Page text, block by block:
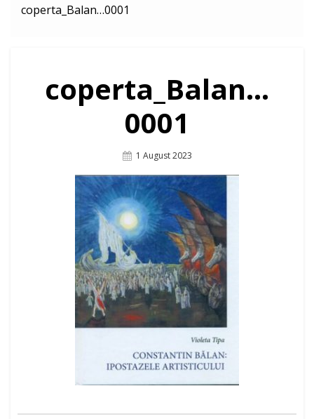
coperta_Balan…0001
coperta_Balan…
0001
Posted
1 August 2023